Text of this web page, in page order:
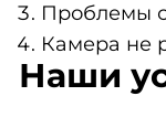
Проблемы
Камера не
Наши